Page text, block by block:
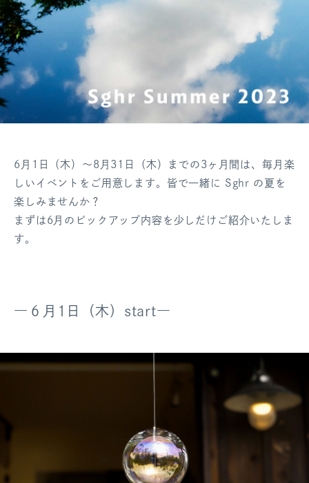
6月1日（木）～8月31日（木）までの3ヶ月間は、毎月楽
しいイベントをご用意します。皆で一緒に Sghr の夏を
楽しみませんか？
まずは6月のピックアップ内容を少しだけご紹介いたしま
す。
―６月1日（木）start―